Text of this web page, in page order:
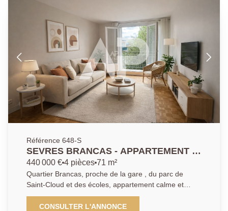
Référence 648-S
SEVRES BRANCAS - APPARTEMENT 3
CHAMBRES
440 000 € 4 pièces 71 m²
Quartier Brancas, proche de la gare , du parc de
Saint-Cloud et des écoles, appartement calme et
lumineux situé dans une résidence de standing avec
un joli parc arboré. Il dispose d' un séjour exposé Sud
CONSULTER L'ANNONCE